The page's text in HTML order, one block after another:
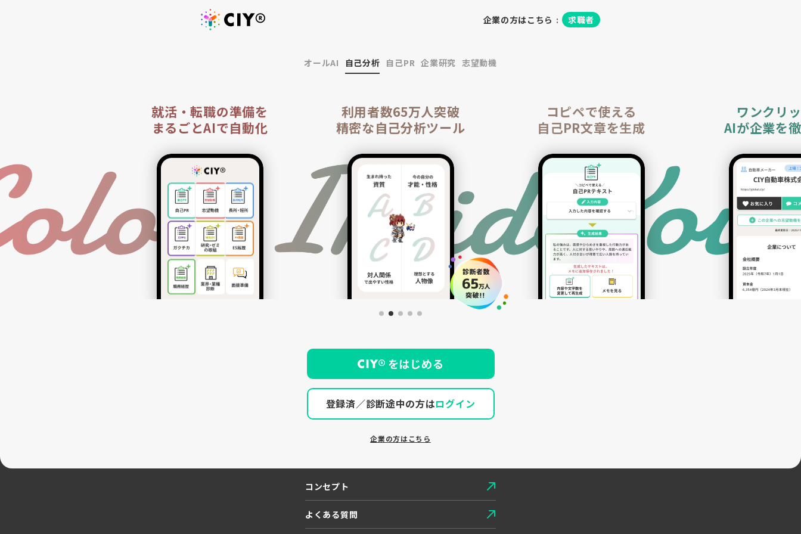
企業の方はこちら : 求職者
オールAI 自己分析 自己PR 企業研究 志望動機
就活・転職の準備を
まるごとAIで自動化
利用者数65万人突破
精密な自己分析ツール
コピペで使える
自己PR文章を生成
ワンクリ
AIが企業を
をはじめる
登録済／診断途中の方はログイン
企業の方はこちら
コンセプト
よくある質問